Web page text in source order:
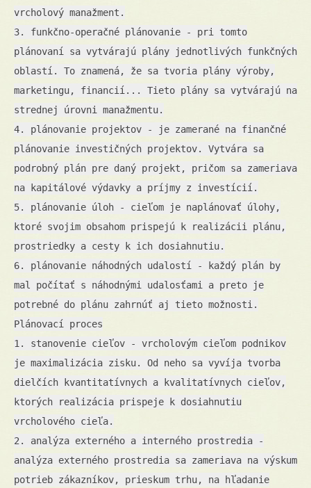
vrcholový manažment.
3. funkčno-operačné plánovanie - pri tomto
plánovaní sa vytvárajú plány jednotlivých funkčných
oblastí. To znamená, že sa tvoria plány výroby,
marketingu, financií... Tieto plány sa vytvárajú na
strednej úrovni manažmentu.
4. plánovanie projektov - je zamerané na finančné
plánovanie investičných projektov. Vytvára sa
podrobný plán pre daný projekt, pričom sa zameriava
na kapitálové výdavky a príjmy z investícií.
5. plánovanie úloh - cieľom je naplánovať úlohy,
ktoré svojim obsahom prispejú k realizácii plánu,
prostriedky a cesty k ich dosiahnutiu.
6. plánovanie náhodných udalostí - každý plán by
mal počítať s náhodnými udalosťami a preto je
potrebné do plánu zahrnúť aj tieto možnosti.
Plánovací proces
1. stanovenie cieľov - vrcholovým cieľom podnikov
je maximalizácia zisku. Od neho sa vyvíja tvorba
dielčích kvantitatívnych a kvalitatívnych cieľov,
ktorých realizácia prispeje k dosiahnutiu
vrcholového cieľa.
2. analýza externého a interného prostredia -
analýza externého prostredia sa zameriava na výskum
potrieb zákazníkov, prieskum trhu, na hľadanie